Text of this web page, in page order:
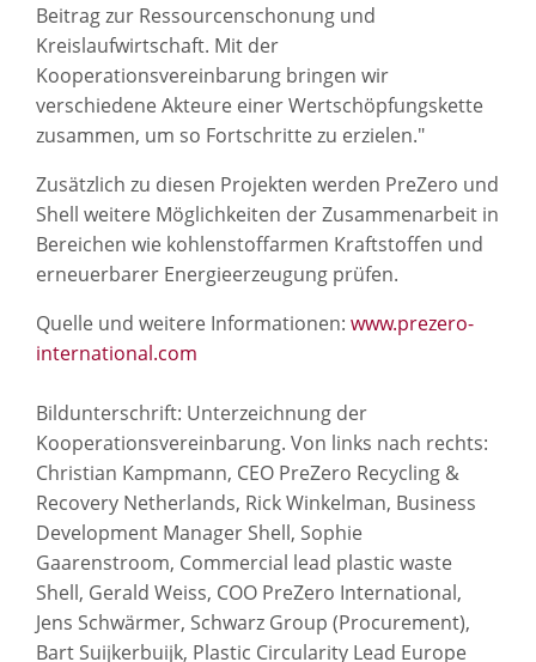
Beitrag zur Ressourcenschonung und
Kreislaufwirtschaft. Mit der
Kooperationsvereinbarung bringen wir
verschiedene Akteure einer Wertschöpfungskette
zusammen, um so Fortschritte zu erzielen."
Zusätzlich zu diesen Projekten werden PreZero und
Shell weitere Möglichkeiten der Zusammenarbeit in
Bereichen wie kohlenstoffarmen Kraftstoffen und
erneuerbarer Energieerzeugung prüfen.
Quelle und weitere Informationen: www.prezero-
international.com
Bildunterschrift: Unterzeichnung der
Kooperationsvereinbarung. Von links nach rechts:
Christian Kampmann, CEO PreZero Recycling &
Recovery Netherlands, Rick Winkelman, Business
Development Manager Shell, Sophie
Gaarenstroom, Commercial lead plastic waste
Shell, Gerald Weiss, COO PreZero International,
Jens Schwärmer, Schwarz Group (Procurement),
Bart Suijkerbuijk, Plastic Circularity Lead Europe